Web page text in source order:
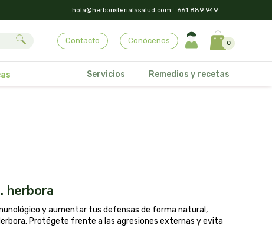
hola@herboristerialasalud.com 661 889 949
Contacto Conócenos 0
Servicios Remedios y recetas
herbora
y aumentar tus defensas de forma natural,
Protégete frente a las agresiones externas y evita